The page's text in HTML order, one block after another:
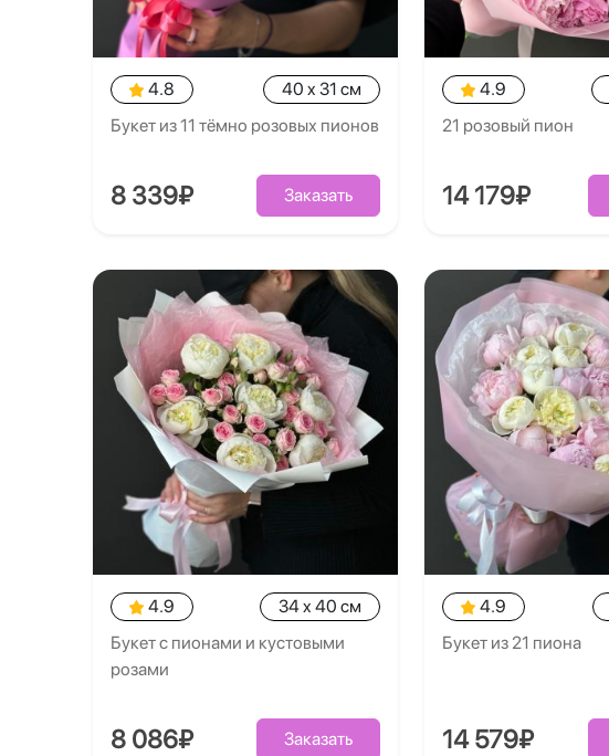
4.8
40 x 31 см
Букет из 11 тёмно розовых пионов
8 339₽ Заказать
4.9
21 розовый пион
14 179₽
4.9
34 x 40 см
Букет с пионами и кустовыми
розами
8 086₽ Заказать
4.9
Букет из 21 пиона
14 579₽